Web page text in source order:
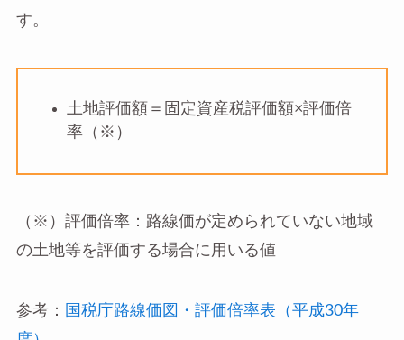
す。
土地評価額＝固定資産税評価額×評価倍
率（※）
（※）評価倍率：路線価が定められていない地域
の土地等を評価する場合に用いる値
参考：
国税庁路線価図・評価倍率表（平成30年